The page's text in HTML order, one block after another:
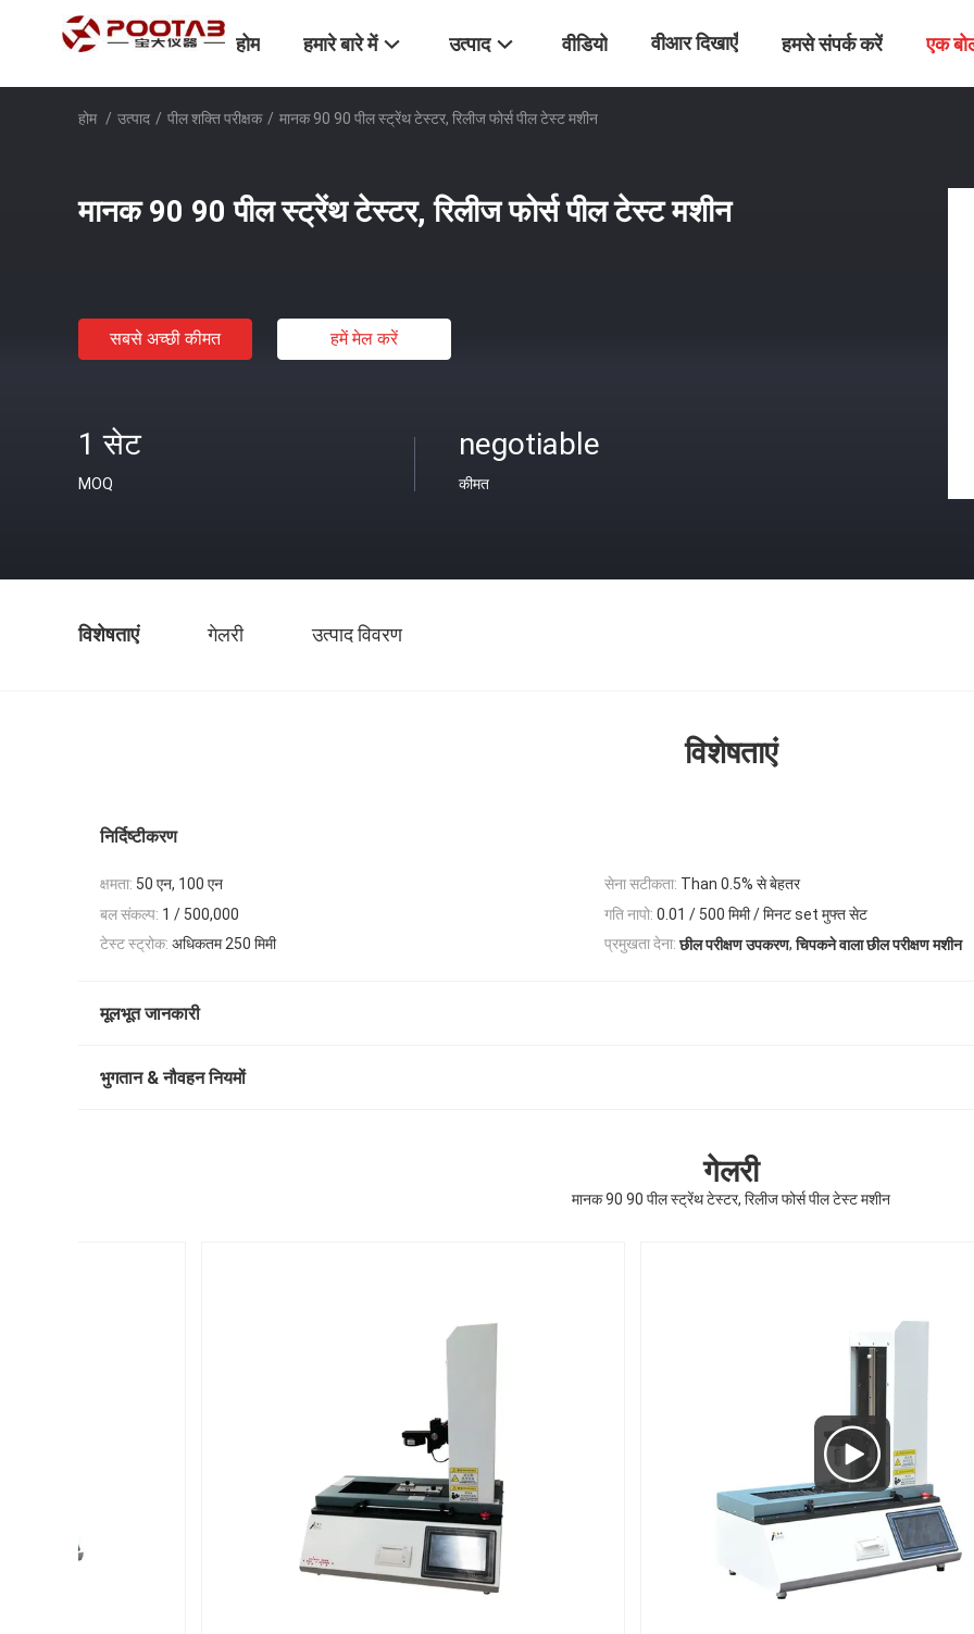
होम हमारे बारे में उत्पाद वीडियो वीआर दिखाएँ हमसे संपर्क करें एक
होम / उत्पाद / पील शक्ति परीक्षक / मानक 90 90 पील स्ट्रेंथ टेस्टर, रिलीज फोर्स पील टेस्ट मशीन
मानक 90 90 पील स्ट्रेंथ टेस्टर, रिलीज फोर्स पील टेस्ट मशीन
सबसे अच्छी कीमत हमें मेल करें
1 सेट
MOQ
negotiable
कीमत
विशेषताएं गेलरी उत्पाद विवरण
विशेषताएं
निर्दिष्टीकरण
क्षमता: 50 एन, 100 एन सेना सटीकता: Than 0.5% से बेहतर
बल संकल्प: 1 / 500,000 गति नापो: 0.01 / 500 मिमी / मिनट set मुफ्त सेट
टेस्ट स्ट्रोक: अधिकतम 250 मिमी प्रमुखता देना: छील परीक्षण उपकरण,चिपकने वाला छील परीक्षण मशीन
मूलभूत जानकारी
भुगतान & नौवहन नियमों
गेलरी
मानक 90 90 पील स्ट्रेंथ टेस्टर, रिलीज फोर्स पील टेस्ट मशीन